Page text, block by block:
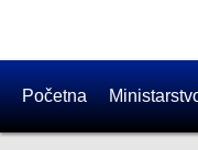
Početna